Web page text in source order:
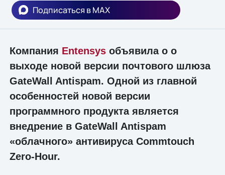
Подписаться в MAX
Компания Entensysобъявила о о
выходе новой версии почтового шлюза
GateWall Antispam. Одной из главной
особенностей новой версии
программного продукта является
внедрение в GateWall Antispam
«облачного» антивируса Commtouch
Zero-Hour.